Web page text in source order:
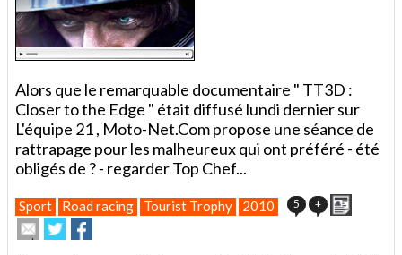
Alors que le remarquable documentaire " TT3D :
Closer to the Edge " était diffusé lundi dernier sur
L'équipe 21 , Moto-Net.Com propose une séance de
rattrapage pour les malheureux qui ont préféré - été
obligés de ? - regarder Top Chef...
Sport Road racing Tourist Trophy 2010 5 +
Envoyer
cet
Partager
sur
sur